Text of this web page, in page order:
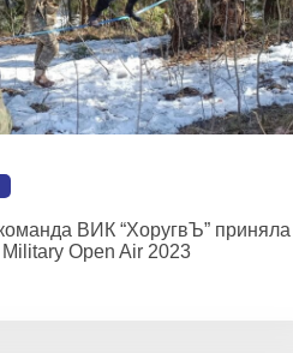
ВИК “ХоругвЪ” приняла
Military Open Air 2023